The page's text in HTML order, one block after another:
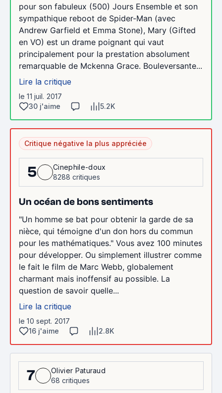
pour son fabuleux (500) Jours Ensemble et son
sympathique reboot de Spider-Man (avec
Andrew Garfield et Emma Stone), Mary (Gifted
en VO) est un drame poignant qui vaut
principalement pour la prestation absolument
remarquable de Mckenna Grace. Bouleversante...
Lire la critique
le 11 juil. 2017
30 j'aime
5.2K
Critique négative la plus appréciée
5
Cinephile-doux
8288 critiques
Un océan de bons sentiments
"Un homme se bat pour obtenir la garde de sa
nièce, qui témoigne d'un don hors du commun
pour les mathématiques." Vous avez 100 minutes
pour développer. Ou simplement illustrer comme
le fait le film de Marc Webb, globalement
charmant mais inoffensif au possible. La
question de savoir quelle...
Lire la critique
le 10 sept. 2017
16 j'aime
2.8K
7
Olivier Paturaud
68 critiques